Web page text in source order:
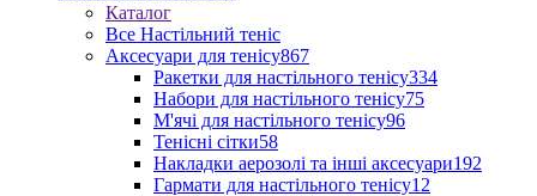
Каталог
Все Настільний теніс
Аксесуари для тенісу867
Ракетки для настільного тенісу334
Набори для настільного тенісу75
М'ячі для настільного тенісу96
Тенісні сітки58
Накладки аерозолі та інші аксесуари192
Гармати для настільного тенісу12